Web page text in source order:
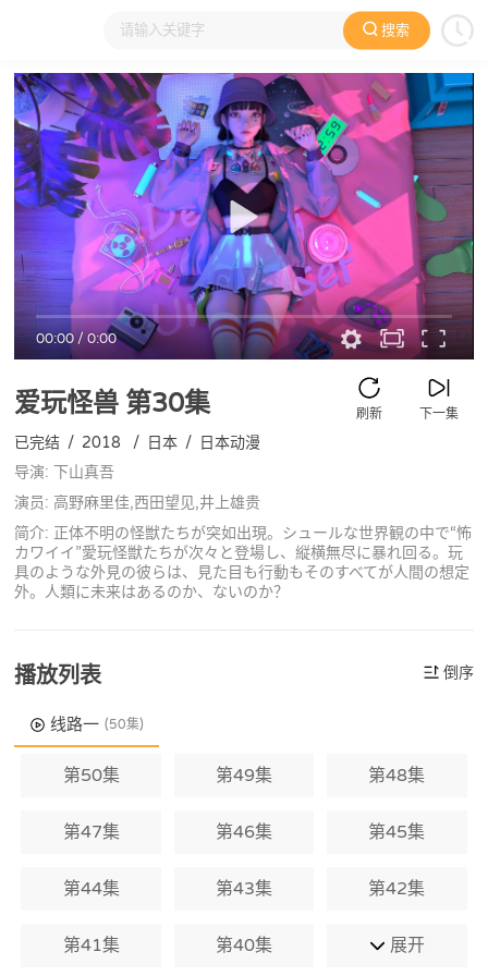
搜索
大家在看 日本动漫 国产动漫 欧美动漫 动漫电影
00:00/0:00
爱玩怪兽 第30集 下一集
刷新
已完结 / 2018 / 日本 / 日本动漫
导演: 下山真吾
演员: 高野麻里佳,西田望见,井上雄贵
简介: 正体不明の怪獣たちが突如出現。シュールな世界観の中で“怖
カワイイ”愛玩怪獣たちが次々と登場し、縦横無尽に暴れ回る。玩
具のような外見の彼らは、見た目も行動もそのすべてが人間の想定
外。人類に未来はあるのか、ないのか？
播放列表 倒序
线路一 (50集)
第50集 第49集 第48集
第47集 第46集 第45集
第44集 第43集 第42集
第41集 第40集 展开